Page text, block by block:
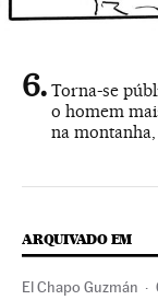
Torna-se
o homem
na
ARQUIVADO EM
El Chapo Guzmán